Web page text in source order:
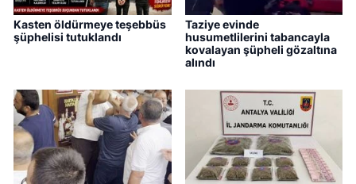
Kasten öldürmeye teşebbüs
şüphelisi tutuklandı
Taziye evinde
husumetlilerini tabancayla
kovalayan şüpheli gözaltına
alındı